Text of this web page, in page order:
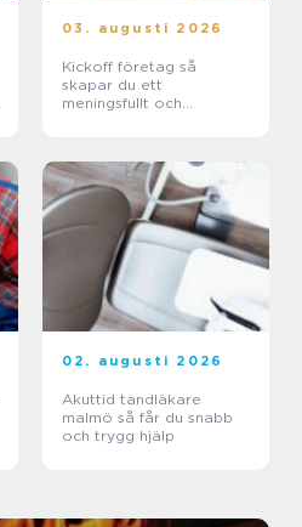
03. augusti 2026
Kickoff företag så
skapar du ett
meningsfullt och
02. augusti 2026
Akuttid tandläkare
malmö så får du snabb
och trygg hjälp